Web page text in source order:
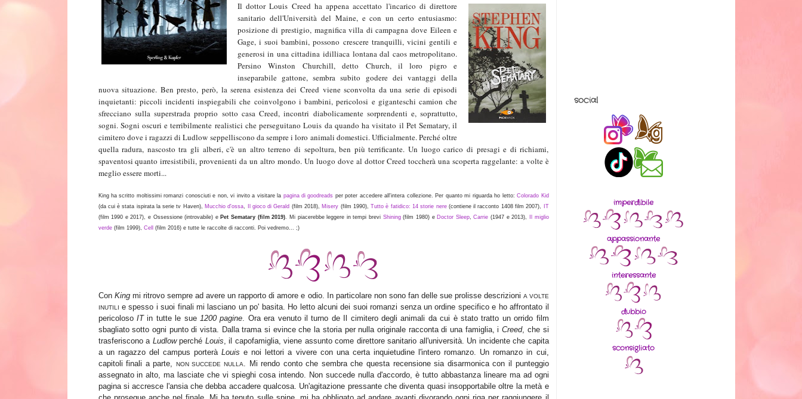
Il dottor Louis Creed ha appena accettato l'incarico di direttore
sanitario dell'Università del Maine, e con un certo entusiasmo:
posizione di prestigio, magnifica villa di campagna dove Eileen e
Gage, i suoi bambini, possono crescere tranquilli, vicini gentili e
generosi in una cittadina idilliaca lontana dal caos metropolitano.
Persino Winston Churchill, detto Church, il loro pigro e
inseparabile gattone, sembra subito godere dei vantaggi della
nuova situazione. Ben presto, però, la serena esistenza dei Creed viene sconvolta da una serie di episodi
inquietanti: piccoli incidenti inspiegabili che coinvolgono i bambini, pericolosi e giganteschi camion che
sfrecciano sulla superstrada proprio sotto casa Creed, incontri diabolicamente sorprendenti e, soprattutto,
sogni. Sogni oscuri e terribilmente realistici che perseguitano Louis da quando ha visitato il Pet Sematary, il
cimitero dove i ragazzi di Ludlow seppelliscono da sempre i loro animali domestici. Ufficialmente. Perché oltre
quella radura, nascosto tra gli alberi, c'è un altro terreno di sepoltura, ben più terrificante. Un luogo carico di presagi e di richiami,
spaventosi quanto irresistibili, provenienti da un altro mondo. Un luogo dove al dottor Creed toccherà una scoperta raggelante: a volte è
meglio essere morti...
King ha scritto moltissimi romanzi conosciuti e non, vi invito a visitare la pagina di goodreads per poter accedere all'intera collezione. Per quanto mi riguarda ho letto:Colorado Kid
(da cui è stata ispirata la serie tv Haven), Mucchio d'ossa, Il gioco di Gerald (film 2018), Misery (film 1990),Tutto è fatidico: 14 storie nere(contiene il racconto 1408 film2007),
IT
(film 1990 e 2017), e Ossessione (introvabile) e Pet Sematary (film 2019). Mi piacerebbe leggere in tempi brevi Shining(film 1980) e Doctor Sleep,Carrie (1947 e 2013),
Il miglio
verde(film 1999), Cell (film 2016) e tutte le raccolte di racconti. Poi vedremo... ;)
Con Kingmi ritrovo sempre ad avere un rapporto di amore e odio. In particolare non sono fan delle sue prolisse descrizioniA VOLTE
INUTILI
e spesso i suoi finali mi lasciano un po' basita. Ho letto alcuni dei suoi romanzi senza un ordine specifico e ho affrontato il
pericoloso ITin tutte le sue 1200 pagine. Ora era venuto il turno de Il cimitero degli animali da cui è stato tratto un orrido film
sbagliato sotto ogni punto di vista. Dalla trama si evince che la storia per nulla originale racconta di una famiglia, iCreed, che si
trasferiscono a Ludlowperché Louis, il capofamiglia, viene assunto come direttore sanitario all'università. Un incidente che capita
a un ragazzo del campus porteràLouis e noi lettori a vivere con una certa inquietudine l'intero romanzo. Un romanzo in cui,
capitoli finali a parte,
NON SUCCEDE NULLA. Mi rendo conto che sembra che questa recensione sia disarmonica con il punteggio
assegnato in alto, ma lasciate che vi spieghi cosa intendo. Non succede nulla d'accordo, è tutto abbastanza lineare ma ad ogni
pagina si accresce l'ansia che debba accadere qualcosa. Un'agitazione pressante che diventa quasi insopportabile oltre la metà e
social
imperdibile
appassionante
interessante
dubbio
sconsigliato